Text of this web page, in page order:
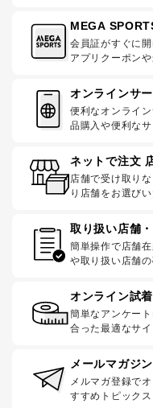
MEGA
会員証がすぐに開
アプリクーポン
オンラインサ
便利なオンライ
品購入や便利なサ
ネットで注文
店舗で受け取り
り店舗をお選びい
取り扱い店舗
簡単操作で店舗
や取り扱い店舗の
オンライン試
簡単なアンケー
合った最適なサイ
メールマガジ
メルマガ登録で
すすめトピックス